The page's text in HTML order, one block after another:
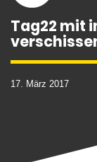
Tag22 mit
17. März 2017